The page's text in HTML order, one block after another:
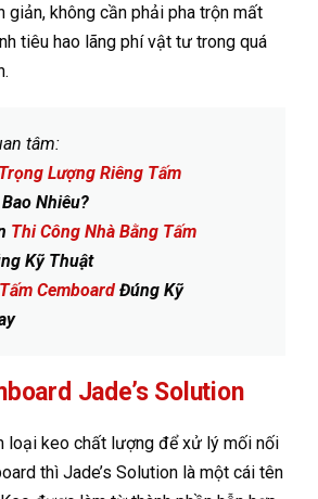
giản, không cần phải pha trộn mất
tiêu hao lãng phí vật tư trong quá
tâm:
Trọng Lượng Riêng Tấm
Nhiêu?
Thi Công Nhà Bằng Tấm
Kỹ Thuật
Cemboard Đúng Kỹ
Jade’s Solution
loại keo chất lượng để xử lý mối nối
thì Jade’s Solution là một cái tên